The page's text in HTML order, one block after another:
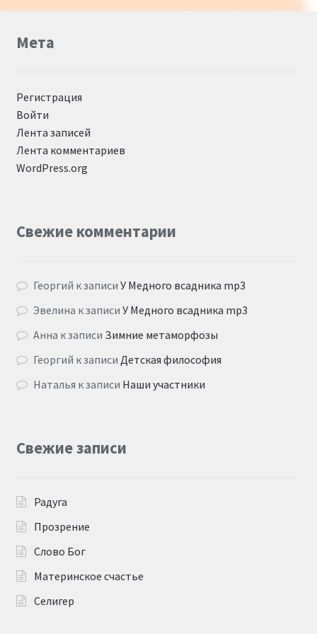
Мета
Регистрация
Войти
Лента записей
Лента комментариев
WordPress.org
Свежие комментарии
Георгий к записиУ Медного всадника mp3
Эвелина к записиУ Медного всадника mp3
Анна к записи Зимние метаморфозы
Георгий к записи Детская философия
Наталья к записи Наши участники
Свежие записи
Радуга
Прозрение
Слово Бог
Материнское счастье
Селигер